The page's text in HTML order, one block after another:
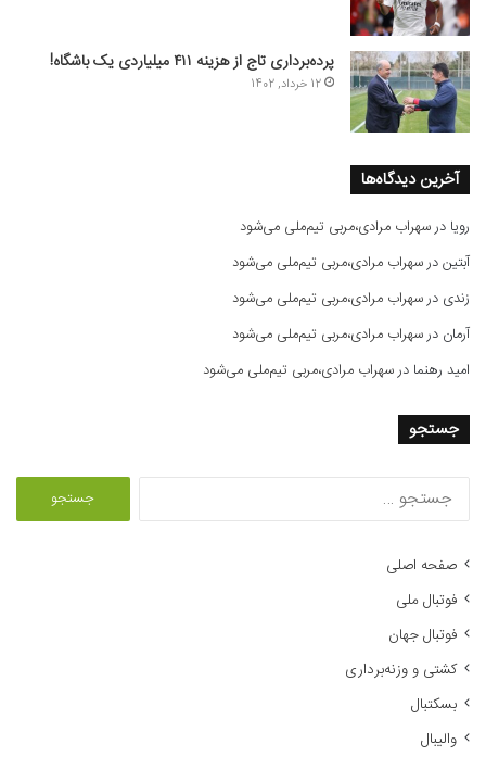
پرده‌برداری تاج از هزینه ۴۱۱ میلیاردی یک باشگاه!
12 خرداد, 1402
آخرین دیدگاه‌ها
رویا درسهراب مرادی،مربی تیم‌ملی می‌شود
آبتیندرسهراب مرادی،مربی تیم‌ملی می‌شود
زندی درسهراب مرادی،مربی تیم‌ملی می‌شود
آرمان درسهراب مرادی،مربی تیم‌ملی می‌شود
امید رهنما درسهراب مرادی،مربی تیم‌ملی می‌شود
جستجو
صفحه اصلی
فوتبال ملی
فوتبال جهان
کشتی و وزنه‌برداری
بسکتبال
والیبال